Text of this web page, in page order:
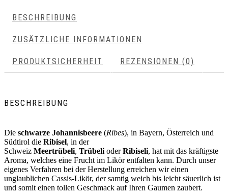
BESCHREIBUNG
ZUSÄTZLICHE INFORMATIONEN
PRODUKTSICHERHEIT REZENSIONEN (0)
BESCHREIBUNG
Die schwarze Johannisbeere (Ribes), in Bayern, Österreich und
Südtirol die Ribisel, in der
Schweiz Meertrübeli, Trübeli oderRibiseli, hat mit das kräftigste
Aroma, welches eine Frucht im Likör entfalten kann. Durch unser
eigenes Verfahren bei der Herstellung erreichen wir einen
unglaublichen Cassis-Likör, der samtig weich bis leicht säuerlich ist
und somit einen tollen Geschmack auf Ihren Gaumen zaubert.